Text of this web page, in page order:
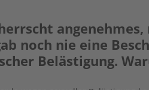
noch nie eine
Belästigung.